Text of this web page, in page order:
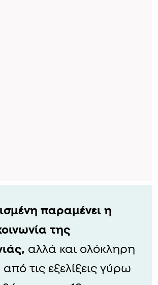
παραμένει η
της
αλλά και ολόκληρη
τις εξελίξεις γύρω